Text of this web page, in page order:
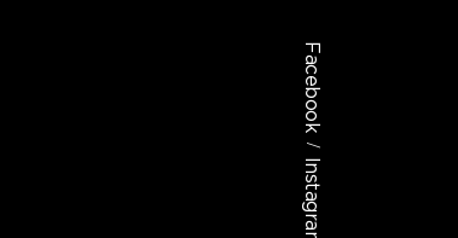
Facebook
/
Instagram